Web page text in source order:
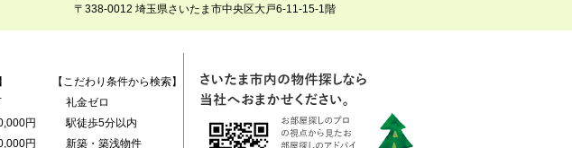
〒338-0012 埼玉県さいたま市中央区大戸6-11-15-1階
円
円
【こだわり条件から検索】
礼金ゼロ
駅徒歩5分以内
新築・築浅物件